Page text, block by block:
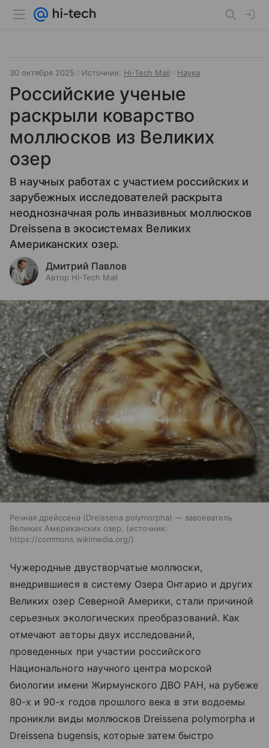
30 октября 2025 Источник: Hi-Tech Mail Наука
Российские ученые
раскрыли коварство
моллюсков из Великих
озер
В научных работах с участием российских и
зарубежных исследователей раскрыта
неоднозначная роль инвазивных моллюсков
Dreissena в экосистемах Великих
Американских озер.
Дмитрий Павлов
Автор Hi-Tech Mail
Речная дрейссена (Dreissena polymorpha) — завоеватель
Великих Американских озер.
источник:
https://commons.wikimedia.org/
Чужеродные двустворчатые моллюски,
внедрившиеся в систему Озера Онтарио и других
Великих озер Северной Америки, стали причиной
серьезных экологических преобразований. Как
отмечают авторы двух исследований,
проведенных при участии российского
Национального научного центра морской
биологии имени Жирмунского ДВО РАН, на рубеже
80-х и 90-х годов прошлого века в эти водоемы
проникли виды моллюсков Dreissena polymorpha и
Dreissena bugensis, которые затем быстро